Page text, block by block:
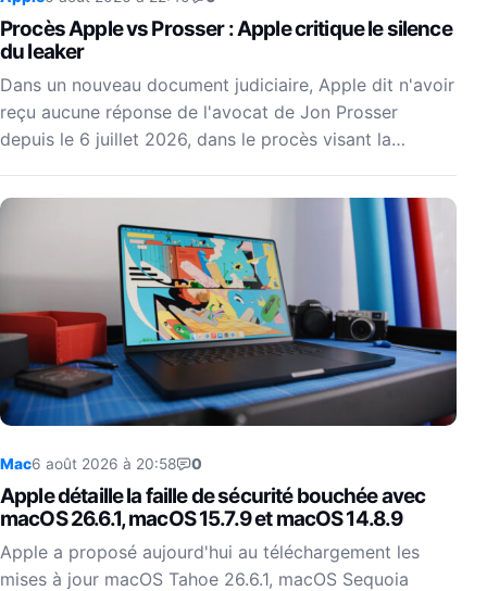
Procès Apple vs Prosser : Apple critique le silence
du leaker
Dans un nouveau document judiciaire, Apple dit n'avoir
reçu aucune réponse de l'avocat de Jon Prosser
depuis le 6 juillet 2026, dans le procès visant la…
Mac6 août 2026 à 20:58 0
Apple détaille la faille de sécurité bouchée avec
macOS 26.6.1, macOS 15.7.9 et macOS 14.8.9
Apple a proposé aujourd'hui au téléchargement les
mises à jour macOS Tahoe 26.6.1, macOS Sequoia